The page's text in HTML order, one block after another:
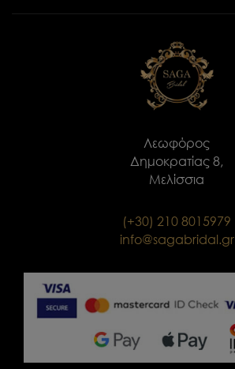
Λεωφόρος
Δημοκρατίας 8,
Μελίσσια
(+30) 210 8015979
info@sagabridal.gr